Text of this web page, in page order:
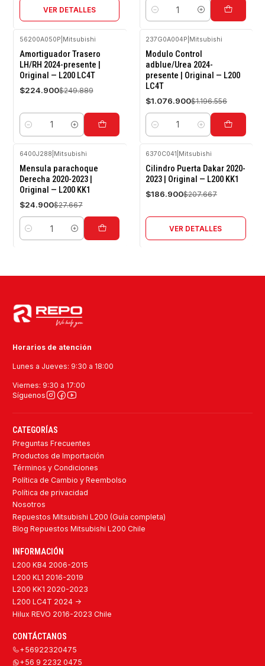
VER DETALLES
Cantidad
-10%
OFF
56200A050P Mitsubishi
Amortiguador Trasero
LH/RH 2024-presente |
Original — L200 LC4T
$224.900$249.889
Cantidad
-10%
OFF
237G0A004P Mitsubishi
Modulo Control
adblue/Urea 2024-
presente | Original — L200
LC4T
$1.076.900$1.196.556
Cantidad
-10%
OFF
6400J288 Mitsubishi
Mensula parachoque
Derecha 2020-2023 |
Original — L200 KK1
$24.900$27.667
Cantidad
-10%
OFF
6370C041 Mitsubishi
Cilindro Puerta Dakar 2020-
2023 | Original — L200 KK1
$186.900$207.667
VER DETALLES
Horarios de atención
Lunes a Jueves: 9:30 a 18:00
Viernes: 9:30 a 17:00
Síguenos
CATEGORÍAS
Preguntas Frecuentes
Productos de Importación
Términos y Condiciones
Política de Cambio y Reembolso
Política de privacidad
Nosotros
Repuestos Mitsubishi L200 (Guía completa)
Blog Repuestos Mitsubishi L200 Chile
INFORMACIÓN
L200 KB4 2006-2015
L200 KL1 2016-2019
L200 KK1 2020-2023
L200 LC4T 2024 ->
Hilux REVO 2016-2023 Chile
CONTÁCTANOS
+56922320475
+56 9 2232 0475